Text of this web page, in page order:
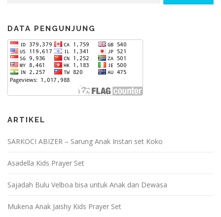
DATA PENGUNJUNG
ARTIKEL
SARKOCI ABIZER – Sarung Anak Instan set Koko
Asadella Kids Prayer Set
Sajadah Bulu Velboa bisa untuk Anak dan Dewasa
Mukena Anak Jaishy Kids Prayer Set